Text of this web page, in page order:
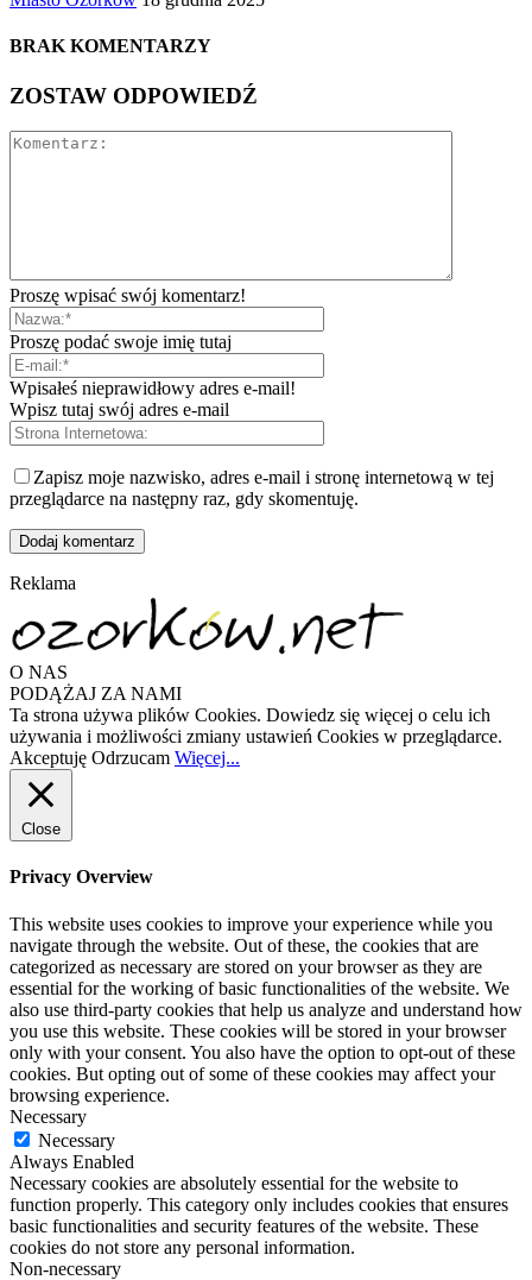
BRAK KOMENTARZY
ZOSTAW ODPOWIEDŹ
Proszę wpisać swój komentarz!
Proszę podać swoje imię tutaj
Wpisałeś nieprawidłowy adres e-mail!
Wpisz tutaj swój adres e-mail
Zapisz moje nazwisko, adres e-mail i stronę internetową w tej
przeglądarce na następny raz, gdy skomentuję.
Reklama
O NAS
PODĄŻAJ ZA NAMI
Ta strona używa plików Cookies. Dowiedz się więcej o celu ich
używania i możliwości zmiany ustawień Cookies w przeglądarce.
Akceptuję Odrzucam Więcej...
Close
Privacy Overview
This website uses cookies to improve your experience while you
navigate through the website. Out of these, the cookies that are
categorized as necessary are stored on your browser as they are
essential for the working of basic functionalities of the website. We
also use third-party cookies that help us analyze and understand how
you use this website. These cookies will be stored in your browser
only with your consent. You also have the option to opt-out of these
cookies. But opting out of some of these cookies may affect your
browsing experience.
Necessary
Necessary
Always Enabled
Necessary cookies are absolutely essential for the website to
function properly. This category only includes cookies that ensures
basic functionalities and security features of the website. These
cookies do not store any personal information.
Non-necessary